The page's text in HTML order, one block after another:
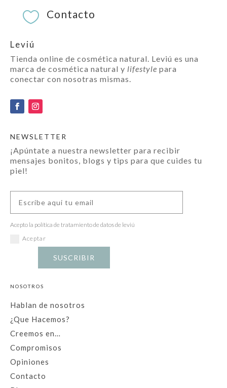
 Contacto
Leviú
Tienda online de cosmética natural. Leviú es una
marca de cosmética natural y lifestyle para
conectar con nosotras mismas.
NEWSLETTER
¡Apúntate a nuestra newsletter para recibir
mensajes bonitos, blogs y tips para que cuides tu
piel!
Acepto la política de tratamiento de datos de leviú
Aceptar
SUSCRIBIR
NOSOTROS
Hablan de nosotros
¿Que Hacemos?
Creemos en…
Compromisos
Opiniones
Contacto